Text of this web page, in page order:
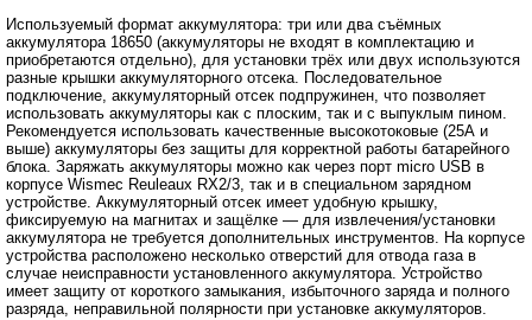
Используемый формат аккумулятора: три или два съёмных
аккумулятора 18650 (аккумуляторы не входят в комплектацию и
приобретаются отдельно), для установки трёх или двух используются
разные крышки аккумуляторного отсека. Последовательное
подключение, аккумуляторный отсек подпружинен, что позволяет
использовать аккумуляторы как с плоским, так и с выпуклым пином.
Рекомендуется использовать качественные высокотоковые (25А и
выше) аккумуляторы без защиты для корректной работы батарейного
блока. Заряжать аккумуляторы можно как через порт micro USB в
корпусе Wismec Reuleaux RX2/3, так и в специальном зарядном
устройстве. Аккумуляторный отсек имеет удобную крышку,
фиксируемую на магнитах и защёлке ― для извлечения/установки
аккумулятора не требуется дополнительных инструментов. На корпусе
устройства расположено несколько отверстий для отвода газа в
случае неисправности установленного аккумулятора. Устройство
имеет защиту от короткого замыкания, избыточного заряда и полного
разряда, неправильной полярности при установке аккумуляторов.